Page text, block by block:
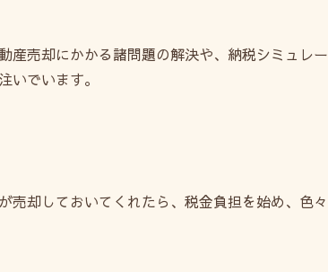
産売却にかかる諸問題の解決や、納税シミュレー
でいます。
却しておいてくれたら、税金負担を始め、色々